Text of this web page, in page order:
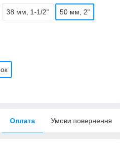
38 мм, 1-1/2" 50 мм, 2"
Оплата Умови повернення